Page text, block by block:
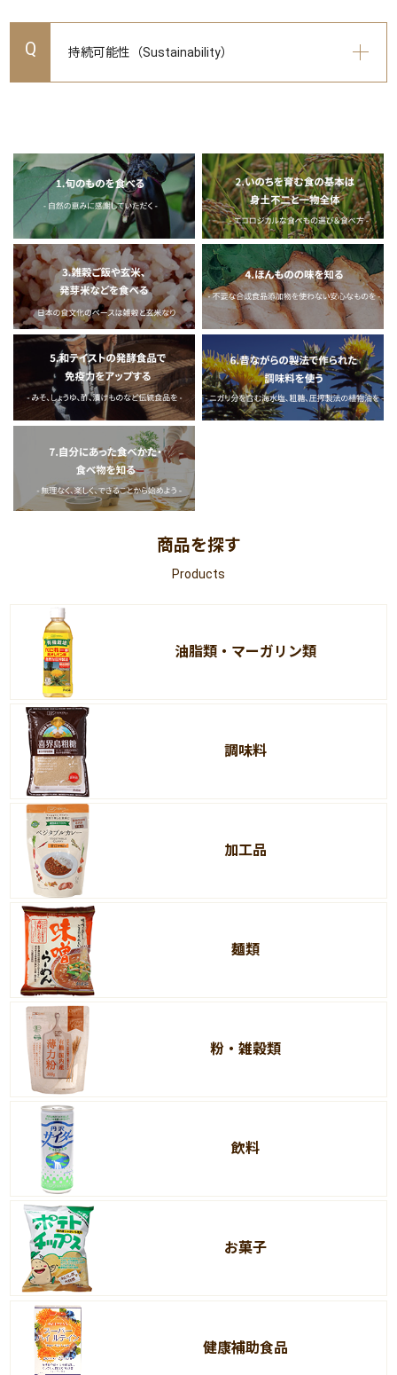
Q 持続可能性（Sustainability）
商品を探す
Products
油脂類・マーガリン類
調味料
加工品
麺類
粉・雑穀類
飲料
お菓子
健康補助食品